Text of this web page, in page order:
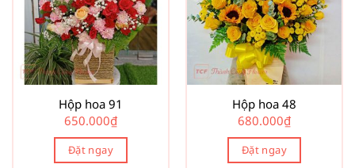
Hộp hoa 91
650.000₫
Đặt ngay
Hộp hoa 48
680.000₫
Đặt ngay